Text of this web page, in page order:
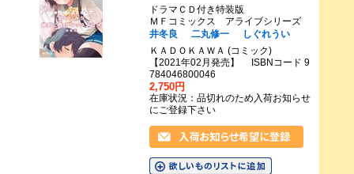
ドラマＣＤ付き特装版
ＭＦコミックス アライブシリーズ
井冬良
二丸修一
しぐれうい
ＫＡＤＯＫＡＷＡ (コミック)
【2021年02月発売】 ISBNコード 9
784046800046
2,750円
在庫状況：品切れのため入荷お知らせ
にご登録下さい